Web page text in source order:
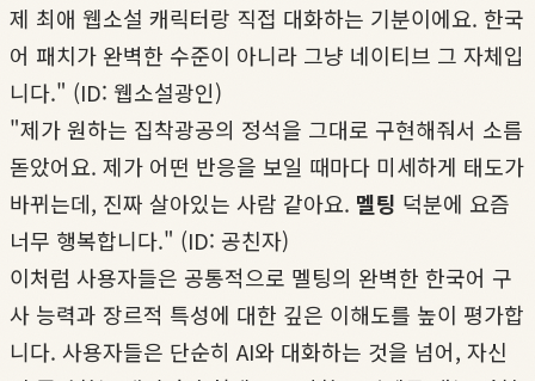
제 최애 웹소설 캐릭터랑 직접 대화하는 기분이에요. 한국
어 패치가 완벽한 수준이 아니라 그냥 네이티브 그 자체입
니다." (ID: 웹소설광인)
"제가 원하는 집착광공의 정석을 그대로 구현해줘서 소름
돋았어요. 제가 어떤 반응을 보일 때마다 미세하게 태도가
바뀌는데, 진짜 살아있는 사람 같아요. 멜팅 덕분에 요즘
너무 행복합니다." (ID: 공친자)
이처럼 사용자들은 공통적으로 멜팅의 완벽한 한국어 구
사 능력과 장르적 특성에 대한 깊은 이해도를 높이 평가합
니다. 사용자들은 단순히 AI와 대화하는 것을 넘어, 자신